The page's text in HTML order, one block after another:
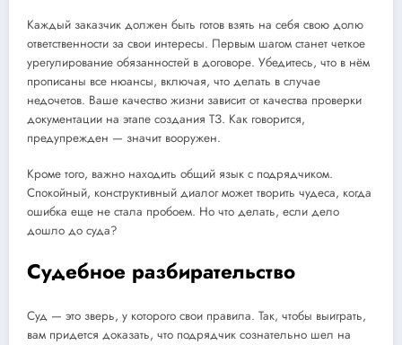
Каждый заказчик должен быть готов взять на себя свою долю
ответственности за свои интересы. Первым шагом станет четкое
урегулирование обязанностей в договоре. Убедитесь, что в нём
прописаны все нюансы, включая, что делать в случае
недочетов. Ваше качество жизни зависит от качества проверки
документации на этапе создания ТЗ. Как говорится,
предупрежден — значит вооружен.
Кроме того, важно находить общий язык с подрядчиком.
Спокойный, конструктивный диалог может творить чудеса, когда
ошибка еще не стала пробоем. Но что делать, если дело
дошло до суда?
Судебное разбирательство
Суд — это зверь, у которого свои правила. Так, чтобы выиграть,
вам придется доказать, что подрядчик сознательно шел на